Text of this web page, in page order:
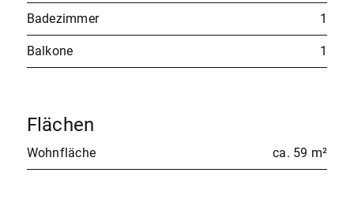
Badezimmer 1
Balkone 1
Flächen
Wohnfläche ca. 59 m²